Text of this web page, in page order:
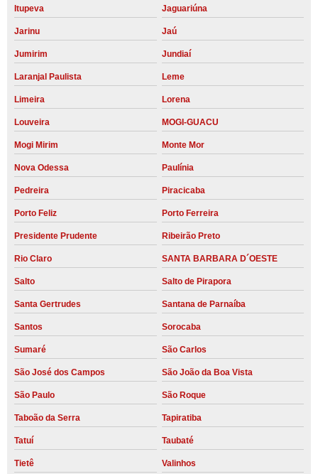
Itupeva Jaguariúna
Jarinu Jaú
Jumirim Jundiaí
Laranjal Paulista Leme
Limeira Lorena
Louveira MOGI-GUACU
Mogi Mirim Monte Mor
Nova Odessa Paulínia
Pedreira Piracicaba
Porto Feliz Porto Ferreira
Presidente Prudente Ribeirão Preto
Rio Claro SANTA BARBARA D´OESTE
Salto Salto de Pirapora
Santa Gertrudes Santana de Parnaíba
Santos Sorocaba
Sumaré São Carlos
São José dos Campos São João da Boa Vista
São Paulo São Roque
Taboão da Serra Tapiratiba
Tatuí Taubaté
Tietê Valinhos